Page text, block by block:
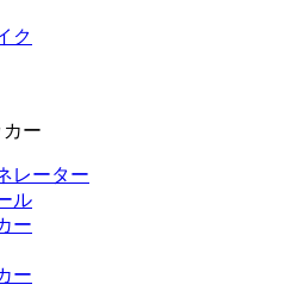
ク
ー
レーター
ル
ー
ー